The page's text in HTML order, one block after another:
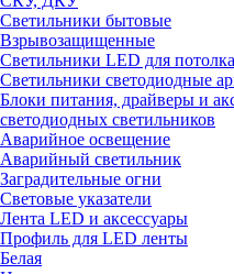
Светильники бытовые
Взрывозащищенные
Светильники LED для
Светильники светодиодные
Блоки питания, драйверы и
светодиодных светильников
Аварийное освещение
Аварийный светильник
Заградительные огни
Световые указатели
Лента LED и аксессуары
Профиль для LED ленты
Белая